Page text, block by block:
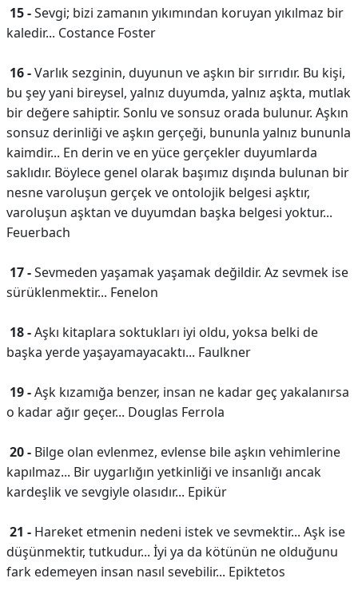
15 -Sevgi; bizi zamanın yıkımından koruyan yıkılmaz bir
kaledir... Costance Foster
16 -Varlık sezginin, duyunun ve aşkın bir sırrıdır. Bu kişi,
bu şey yani bireysel, yalnız duyumda, yalnız aşkta, mutlak
bir değere sahiptir. Sonlu ve sonsuz orada bulunur. Aşkın
sonsuz derinliği ve aşkın gerçeği, bununla yalnız bununla
kaimdir... En derin ve en yüce gerçekler duyumlarda
saklıdır. Böylece genel olarak başımız dışında bulunan bir
nesne varoluşun gerçek ve ontolojik belgesi aşktır,
varoluşun aşktan ve duyumdan başka belgesi yoktur...
Feuerbach
17 -Sevmeden yaşamak yaşamak değildir. Az sevmek ise
sürüklenmektir... Fenelon
18 -Aşkı kitaplara soktukları iyi oldu, yoksa belki de
başka yerde yaşayamayacaktı... Faulkner
19 -Aşk kızamığa benzer, insan ne kadar geç yakalanırsa
o kadar ağır geçer... Douglas Ferrola
20 - Bilge olan evlenmez, evlense bile aşkın vehimlerine
kapılmaz... Bir uygarlığın yetkinliği ve insanlığı ancak
kardeşlik ve sevgiyle olasıdır... Epikür
21 - Hareket etmenin nedeni istek ve sevmektir... Aşk ise
düşünmektir, tutkudur... İyi ya da kötünün ne olduğunu
fark edemeyen insan nasıl sevebilir... Epiktetos